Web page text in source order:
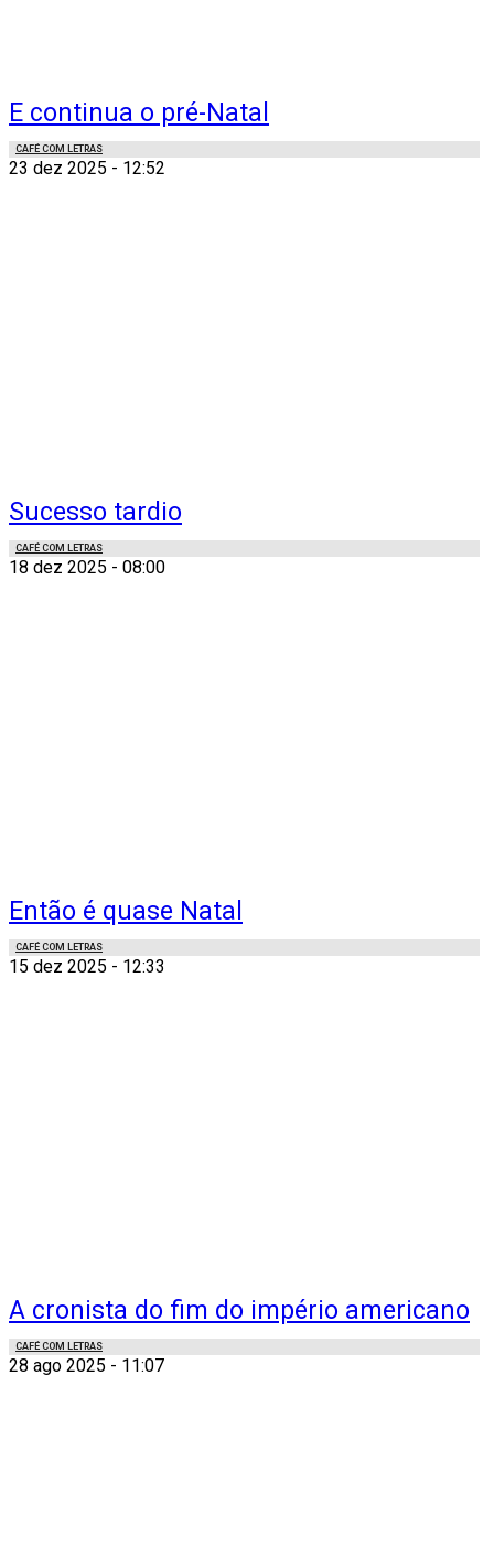
E continua o pré-Natal
CAFÉ COM LETRAS
23 dez 2025 - 12:52
Sucesso tardio
CAFÉ COM LETRAS
18 dez 2025 - 08:00
Então é quase Natal
CAFÉ COM LETRAS
15 dez 2025 - 12:33
A cronista do fim do império americano
CAFÉ COM LETRAS
28 ago 2025 - 11:07